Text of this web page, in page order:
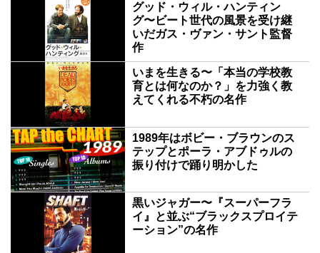
グッド・ウィル・ハンティン
グ〜ビート世代の風景を受け継
いだガス・ヴァン・サント監督
作
いまを生きる〜「本当の学校教
育とは何なのか？」を力強く教
えてくれる不朽の名作
1989年はボビー・ブラウンのス
テップとポーラ・アブドゥルの
振り付けで踊り明かした
黒いジャガー〜『スーパーフラ
イ』と並ぶ“ブラックスプロイテ
ーション”の名作